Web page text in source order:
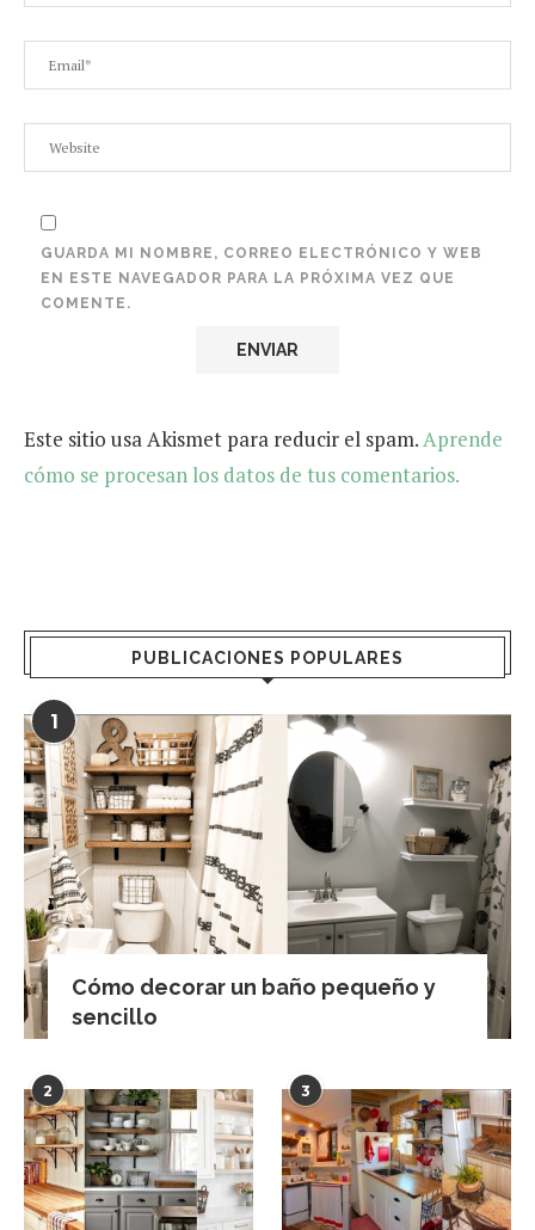
GUARDA MI NOMBRE, CORREO ELECTRÓNICO Y WEB
EN ESTE NAVEGADOR PARA LA PRÓXIMA VEZ QUE
COMENTE.
Este sitio usa Akismet para reducir el spam.Aprende
cómo se procesan los datos de tus comentarios.
PUBLICACIONES POPULARES
1
Cómo decorar un baño pequeño y
sencillo
2 3